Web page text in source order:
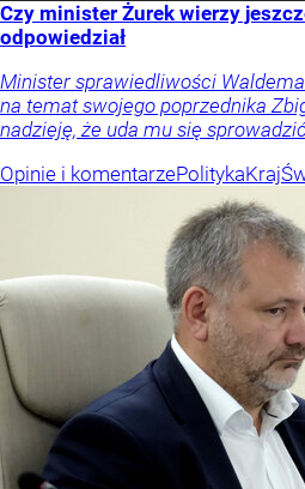
Czy minister Żurek wierzy
odpowiedział
Minister sprawiedliwości
na temat swojego poprzednika
nadzieję, że uda mu się
Opinie i komentarzePolitykaKraj